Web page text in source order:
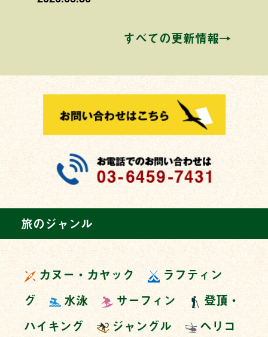
すべての更新情報→
旅のジャンル
カヌー・カヤック
ラフティン
グ
水泳 サーフィン
登頂・
ハイキング
ジャングル
ヘリコ